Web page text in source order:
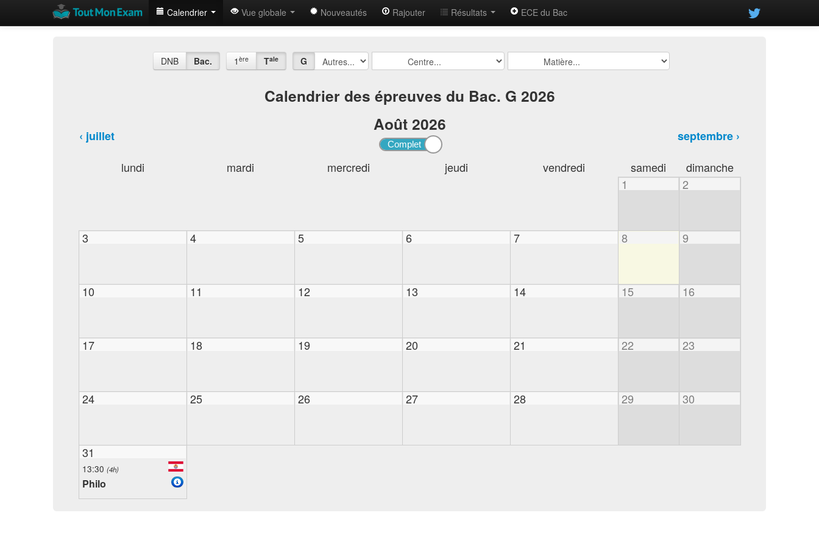
Calendrier Vue globale Nouveautés Rajouter Résultats ECE du Bac
DNB Bac. 1 ère Tale G
Calendrier des épreuves du Bac. G 2026
Août2026
‹ juillet
septembre ›
lundi
mardi mercredi jeudi vendredi samedi
dimanche
1
2
3 4 5 6 7 8 9
10 11 12 13 14 15 16
17 18 19 20 21 22 23
24 25 26 27 28 29 30
31
13:30 (4h)
Philo